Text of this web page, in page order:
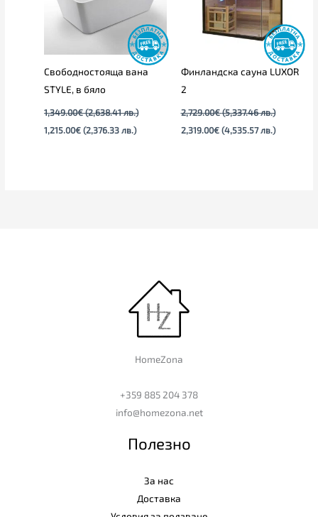
Свободностояща вана
STYLE, в бяло
1,349.00€ (2,638.41 лв.)
1,215.00€ (2,376.33 лв.)
Финландска сауна LUXOR
2
2,729.00€ (5,337.46 лв.)
2,319.00€ (4,535.57 лв.)
HomeZona
+359 885 204 378
info@homezona.net
Полезно
За нас
Доставка